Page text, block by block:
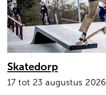
Skatedorp
17 tot 23 augustus 2026